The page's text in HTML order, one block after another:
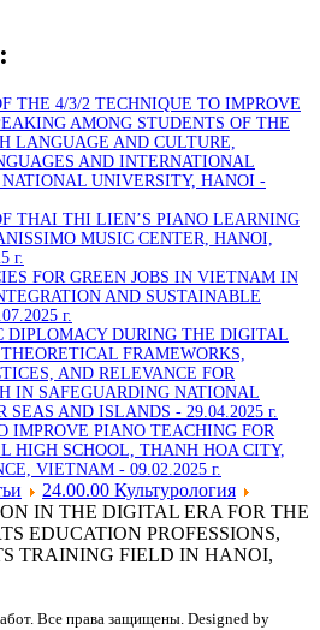
THE 4/3/2 TECHNIQUE TO IMPROVE
AMONG STUDENTS OF THE
LANGUAGE AND CULTURE,
AND INTERNATIONAL
UNIVERSITY, HANOI -
THAI THI LIEN’S PIANO LEARNING
MUSIC CENTER, HANOI,
г.
FOR GREEN JOBS IN VIETNAM IN
AND SUSTAINABLE
г.
DIPLOMACY DURING THE DIGITAL
FRAMEWORKS,
AND RELEVANCE FOR
IN SAFEGUARDING NATIONAL
SEAS AND ISLANDS - 29.04.2025 г.
IMPROVE PIANO TEACHING FOR
HIGH SCHOOL, THANH HOA CITY,
VIETNAM - 09.02.2025 г.
24.00.00 Культурология
IN THE DIGITAL ERA FOR THE
EDUCATION PROFESSIONS,
TRAINING FIELD IN HANOI,
Все права защищены. Designed by